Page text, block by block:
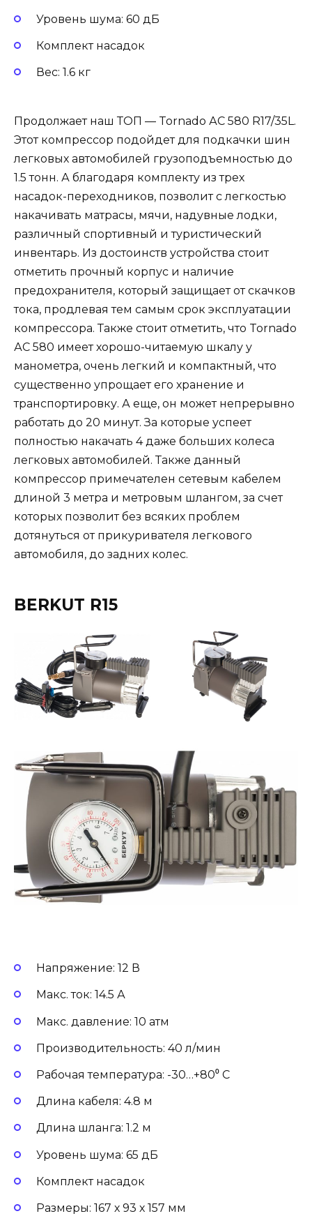
Уровень шума: 60 дБ
Комплект насадок
Вес: 1.6 кг
Продолжает наш ТОП — Tornado АС 580 R17/35L.
Этот компрессор подойдет для подкачки шин
легковых автомобилей грузоподъемностью до
1.5 тонн. А благодаря комплекту из трех
насадок-переходников, позволит с легкостью
накачивать матрасы, мячи, надувные лодки,
различный спортивный и туристический
инвентарь. Из достоинств устройства стоит
отметить прочный корпус и наличие
предохранителя, который защищает от скачков
тока, продлевая тем самым срок эксплуатации
компрессора. Также стоит отметить, что Tornado
АС 580 имеет хорошо-читаемую шкалу у
манометра, очень легкий и компактный, что
существенно упрощает его хранение и
транспортировку. А еще, он может непрерывно
работать до 20 минут. За которые успеет
полностью накачать 4 даже больших колеса
легковых автомобилей. Также данный
компрессор примечателен сетевым кабелем
длиной 3 метра и метровым шлангом, за счет
которых позволит без всяких проблем
дотянуться от прикуривателя легкового
автомобиля, до задних колес.
BERKUT R15
Напряжение: 12 В
Макс. ток: 14.5 А
Макс. давление: 10 атм
Производительность: 40 л/мин
Рабочая температура: -30…+80⁰ С
Длина кабеля: 4.8 м
Длина шланга: 1.2 м
Уровень шума: 65 дБ
Комплект насадок
Размеры: 167 х 93 х 157 мм